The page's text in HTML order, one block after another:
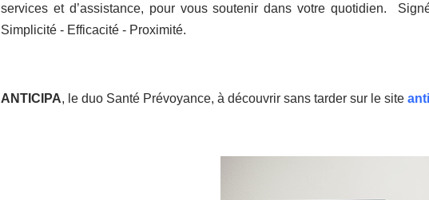
services et d’assistance, pour vous soutenir dans votre quotidien.
Simplicité - Efficacité - Proximité.
ANTICIPA, le duo Santé Prévoyance, à découvrir sans tarder sur le site